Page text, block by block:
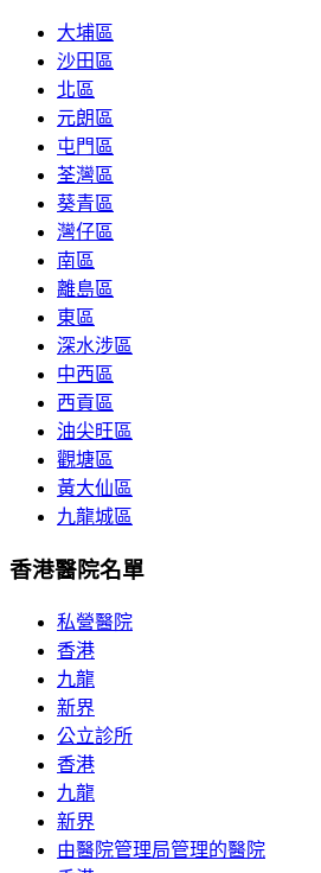
大埔區
沙田區
北區
元朗區
屯門區
荃灣區
葵青區
灣仔區
南區
離島區
東區
深水涉區
中西區
西貢區
油尖旺區
觀塘區
黃大仙區
九龍城區
香港醫院名單
私營醫院
香港
九龍
新界
公立診所
香港
九龍
新界
由醫院管理局管理的醫院